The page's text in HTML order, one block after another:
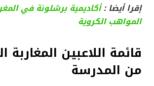
إقرا أيضا :أكاديمية برشلونة في
المواهب الكروية
قائمة اللاعبين المغاربة
من المدرسة